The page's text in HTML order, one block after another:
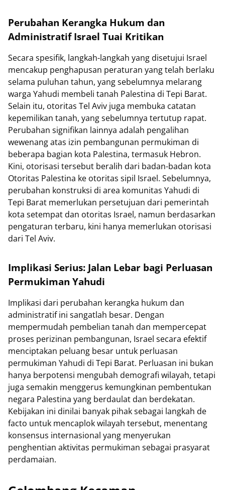
Perubahan Kerangka Hukum dan
Administratif Israel Tuai Kritikan
Secara spesifik, langkah-langkah yang disetujui Israel
mencakup penghapusan peraturan yang telah berlaku
selama puluhan tahun, yang sebelumnya melarang
warga Yahudi membeli tanah Palestina di Tepi Barat.
Selain itu, otoritas Tel Aviv juga membuka catatan
kepemilikan tanah, yang sebelumnya tertutup rapat.
Perubahan signifikan lainnya adalah pengalihan
wewenang atas izin pembangunan permukiman di
beberapa bagian kota Palestina, termasuk Hebron.
Kini, otorisasi tersebut beralih dari badan-badan kota
Otoritas Palestina ke otoritas sipil Israel. Sebelumnya,
perubahan konstruksi di area komunitas Yahudi di
Tepi Barat memerlukan persetujuan dari pemerintah
kota setempat dan otoritas Israel, namun berdasarkan
pengaturan terbaru, kini hanya memerlukan otorisasi
dari Tel Aviv.
Implikasi Serius: Jalan Lebar bagi Perluasan
Permukiman Yahudi
Implikasi dari perubahan kerangka hukum dan
administratif ini sangatlah besar. Dengan
mempermudah pembelian tanah dan mempercepat
proses perizinan pembangunan, Israel secara efektif
menciptakan peluang besar untuk perluasan
permukiman Yahudi di Tepi Barat. Perluasan ini bukan
hanya berpotensi mengubah demografi wilayah, tetapi
juga semakin menggerus kemungkinan pembentukan
negara Palestina yang berdaulat dan berdekatan.
Kebijakan ini dinilai banyak pihak sebagai langkah de
facto untuk mencaplok wilayah tersebut, menentang
konsensus internasional yang menyerukan
penghentian aktivitas permukiman sebagai prasyarat
perdamaian.